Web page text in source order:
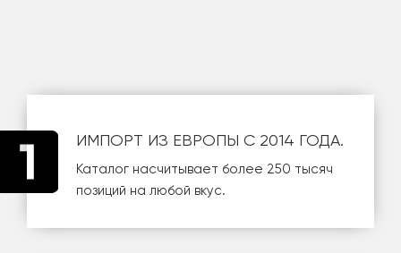
ИМПОРТ ИЗ ЕВРОПЫ С 2014 ГОДА.
Каталог насчитывает более 250 тысяч
позиций на любой вкус.